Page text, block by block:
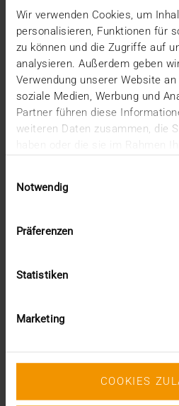
Wir verwenden Cookies, um
personalisieren, Funktionen für
zu können und die Zugriffe auf
analysieren. Außerdem geben
Verwendung unserer Website
soziale Medien, Werbung und
Partner führen diese
weiteren Daten zusammen, die
Notwendig
Präferenzen
Statistiken
Marketing
COOKIES
Ce que vous devez
23.03.2018